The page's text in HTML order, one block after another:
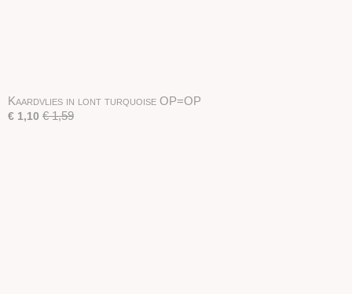
Kaardvlies in lont turquoise OP=OP
€ 1,10 € 1,59